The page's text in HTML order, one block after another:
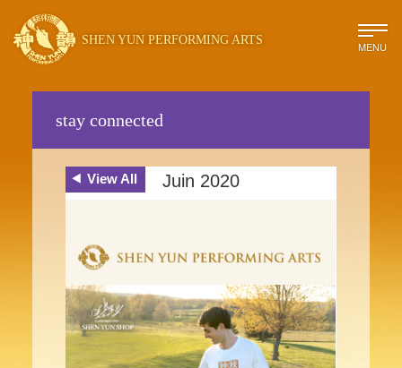
SHEN YUN PERFORMING ARTS MENU
stay connected
View All Juin 2020